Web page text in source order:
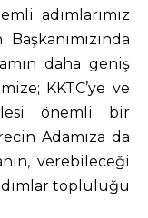
adımlarımız
daha geniş
KKTC’ye ve
önemli bir
Adamıza da
verebileceği
topluluğu